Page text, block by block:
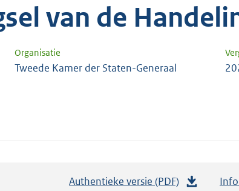
van de
Organisatie
Tweede Kamer der Staten-Generaal
Authentieke versie (PDF)